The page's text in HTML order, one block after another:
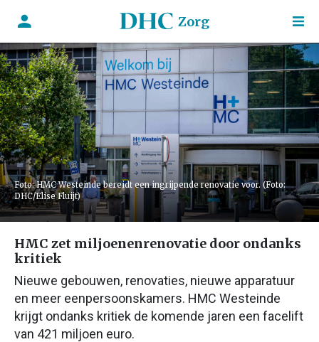
Zorg
Foto: HMC Westeinde bereidt een ingrijpende renovatie voor. (Foto:
DHC/Elise Fluijt)
HMC zet miljoenenrenovatie door ondanks
kritiek
Nieuwe gebouwen, renovaties, nieuwe apparatuur
en meer eenpersoonskamers. HMC Westeinde
krijgt ondanks kritiek de komende jaren een facelift
van 421 miljoen euro.